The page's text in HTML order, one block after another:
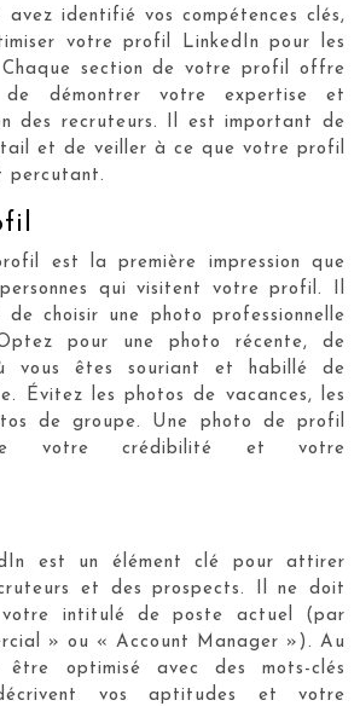
avez identifié vos compétences clés,
votre profil LinkedIn pour les
section de votre profil offre
de démontrer votre expertise et
des recruteurs. Il est important de
et de veiller à ce que votre profil
percutant.
est la première impression que
qui visitent votre profil. Il
de choisir une photo professionnelle
pour une photo récente, de
vous êtes souriant et habillé de
Évitez les photos de vacances, les
de groupe. Une photo de profil
votre crédibilité et votre
est un élément clé pour attirer
et des prospects. Il ne doit
intitulé de poste actuel (par
» ou « Account Manager »). Au
optimisé avec des mots-clés
vos aptitudes et votre